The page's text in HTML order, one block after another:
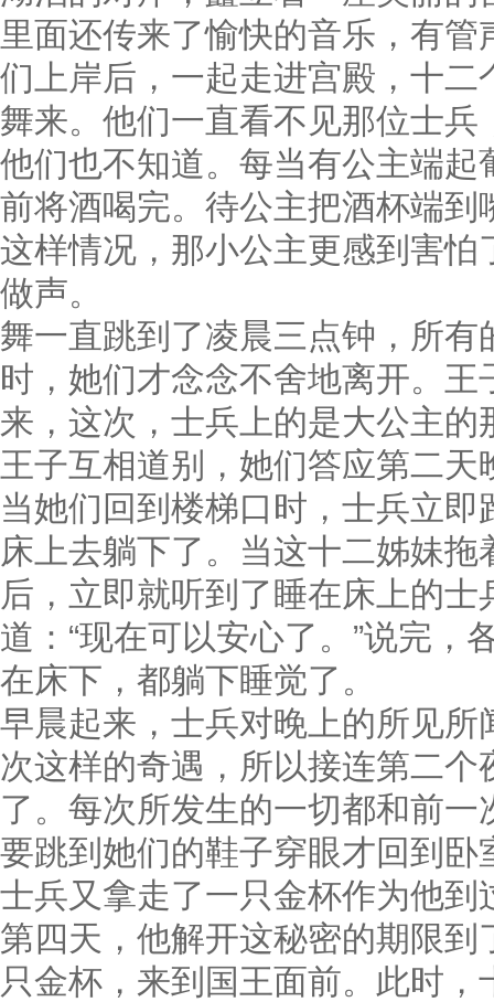
里面还传来了愉快的音乐，有
们上岸后，一起走进宫殿，十
舞来。他们一直看不见那位士
他们也不知道。每当有公主端
前将酒喝完。待公主把酒杯端
这样情况，那小公主更感到害
做声。
舞一直跳到了凌晨三点钟，所
时，她们才念念不舍地离开。
来，这次，士兵上的是大公主
王子互相道别，她们答应第二天
当她们回到楼梯口时，士兵立
床上去躺下了。当这十二姊妹
后，立即就听到了睡在床上的
道：“现在可以安心了。”说完，
在床下，都躺下睡觉了。
早晨起来，士兵对晚上的所见
次这样的奇遇，所以接连第二
了。每次所发生的一切都和前
要跳到她们的鞋子穿眼才回到
士兵又拿走了一只金杯作为他到
第四天，他解开这秘密的期限
只金杯，来到国王面前。此时